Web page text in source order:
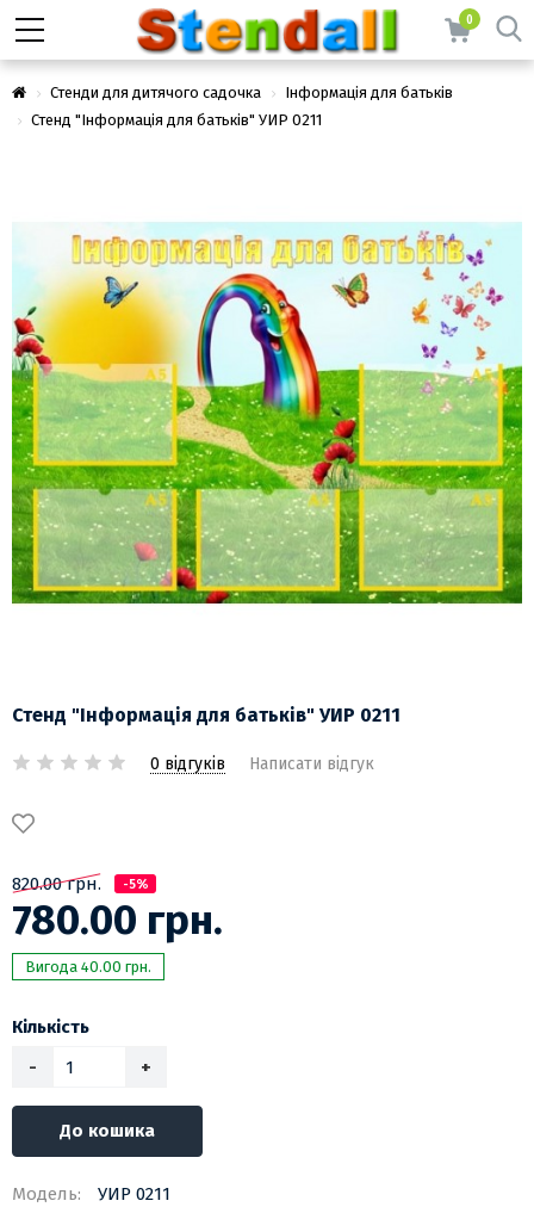
0
Стенди для дитячого садочка
Інформація для батьків
Стенд "Інформація для батьків" УИР 0211
Стенд "Інформація для батьків" УИР 0211
0 відгуків Написати відгук
820.00 грн. -5%
780.00 грн.
Вигода 40.00 грн.
Кількість
-
+
До кошика
Модель: УИР 0211